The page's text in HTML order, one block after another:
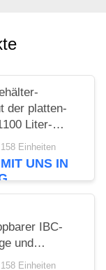
der platten-
Liter-
Einheiten
UNS IN
IBC-
und
Einheiten